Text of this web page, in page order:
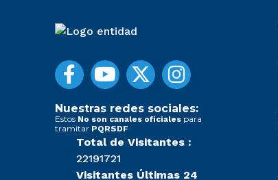
Nuestras redes sociales:
Estos No son canales oficiales para
tramitar PQRSDF
Total de Visitantes :
22191721
Visitantes Últimas 24